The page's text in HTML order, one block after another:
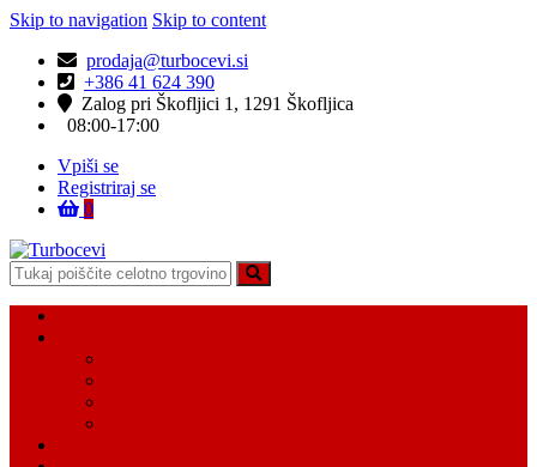
Skip to navigation Skip to content
prodaja@turbocevi.si
+386 41 624 390
Zalog pri Škofljici 1, 1291 Škofljica
08:00-17:00
Vpiši se
Registriraj se
0
Turbocevi
Turbo ideal – turbo cevi